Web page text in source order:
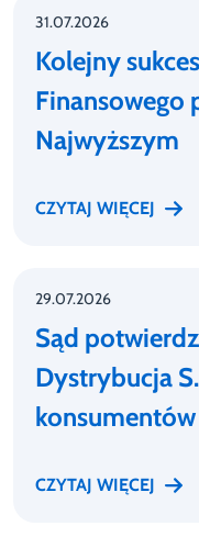
31.07.2026
Kolejny
Finansowego
Najwyższym
CZYTAJ WIĘCEJ
29.07.2026
Sąd
Dystrybucja
konsumentów
CZYTAJ WIĘCEJ